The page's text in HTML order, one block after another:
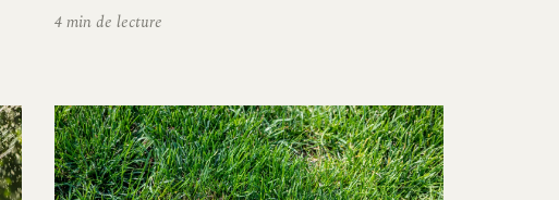
4 min de lecture